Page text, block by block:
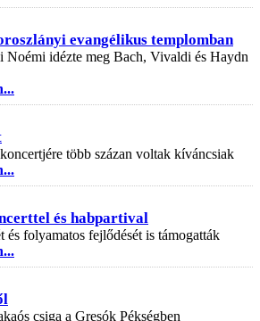
evangélikus templomban
Noémi idézte meg Bach, Vivaldi és Haydn
több százan voltak kíváncsiak
és habpartival
és folyamatos fejlődését is támogatták
csiga a Gresók Pékségben